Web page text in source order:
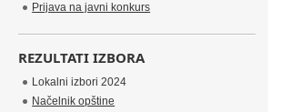
Prijava na javni konkurs
REZULTATI IZBORA
Lokalni izbori 2024
Načelnik opštine